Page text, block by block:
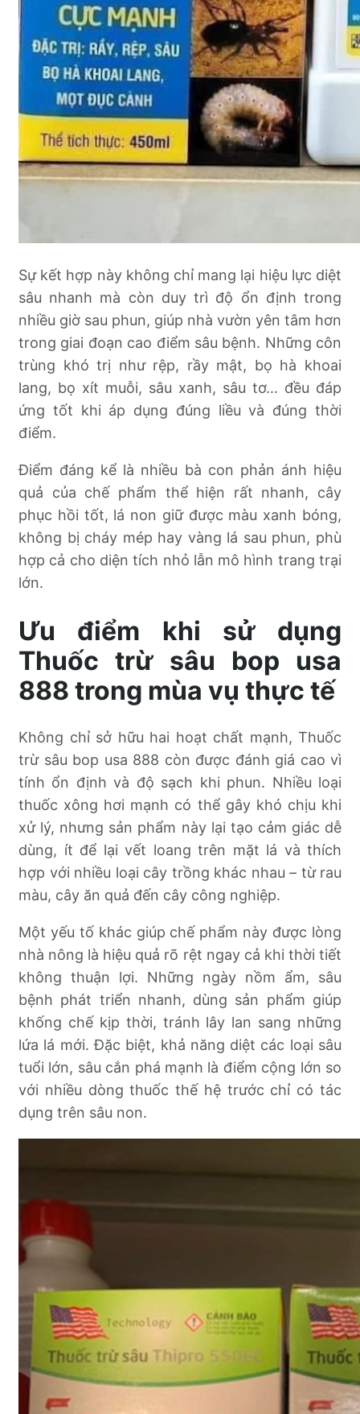
Sự kết hợp này không chỉ mang lại hiệu lực diệt
sâu nhanh mà còn duy trì độ ổn định trong
nhiều giờ sau phun, giúp nhà vườn yên tâm hơn
trong giai đoạn cao điểm sâu bệnh. Những côn
trùng khó trị như rệp, rầy mật, bọ hà khoai
lang, bọ xít muỗi, sâu xanh, sâu tơ… đều đáp
ứng tốt khi áp dụng đúng liều và đúng thời
điểm.
Điểm đáng kể là nhiều bà con phản ánh hiệu
quả của chế phẩm thể hiện rất nhanh, cây
phục hồi tốt, lá non giữ được màu xanh bóng,
không bị cháy mép hay vàng lá sau phun, phù
hợp cả cho diện tích nhỏ lẫn mô hình trang trại
lớn.
Ưu điểm khi sử dụng
Thuốc trừ sâu bop usa
888 trong mùa vụ thực tế
Không chỉ sở hữu hai hoạt chất mạnh, Thuốc
trừ sâu bop usa 888 còn được đánh giá cao vì
tính ổn định và độ sạch khi phun. Nhiều loại
thuốc xông hơi mạnh có thể gây khó chịu khi
xử lý, nhưng sản phẩm này lại tạo cảm giác dễ
dùng, ít để lại vết loang trên mặt lá và thích
hợp với nhiều loại cây trồng khác nhau – từ rau
màu, cây ăn quả đến cây công nghiệp.
Một yếu tố khác giúp chế phẩm này được lòng
nhà nông là hiệu quả rõ rệt ngay cả khi thời tiết
không thuận lợi. Những ngày nồm ẩm, sâu
bệnh phát triển nhanh, dùng sản phẩm giúp
khống chế kịp thời, tránh lây lan sang những
lứa lá mới. Đặc biệt, khả năng diệt các loại sâu
tuổi lớn, sâu cắn phá mạnh là điểm cộng lớn so
với nhiều dòng thuốc thế hệ trước chỉ có tác
dụng trên sâu non.